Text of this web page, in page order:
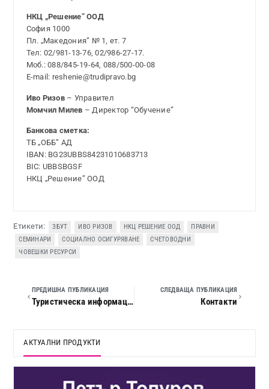
НКЦ „Решение” ООД
София 1000
Пл. „Македония” № 1, ет. 7
Тел: 02/981-13-76, 02/986-27-17.
Моб.: 088/845-19-64, 088/500-00-08
E-mail: reshenie@trudipravo.bg
Иво Ризов– Управител
Момчил Милев – Директор “Обучение”
Банкова сметка:
ТБ „ОББ” АД
IBAN: BG23UBBS84231010683713
BIC: UBBSBGSF
НКЦ „Решение” ООД
Етикети: ЗБУТ ИВО РИЗОВ НКЦ РЕШЕНИЕ ООД
ПРАВНИ
СЕМИНАРИ
СОЦИАЛНО ОСИГУРЯВАНЕ
СЧЕТОВОДНИ
ЧОВЕШКИ РЕСУРСИ
ПРЕДИШНА ПУБЛИКАЦИЯ
Туристическа информация за Ирландия
СЛЕДВАЩА ПУБЛИКАЦИЯ
Контакти
АКТУАЛНИ ПРОДУКТИ